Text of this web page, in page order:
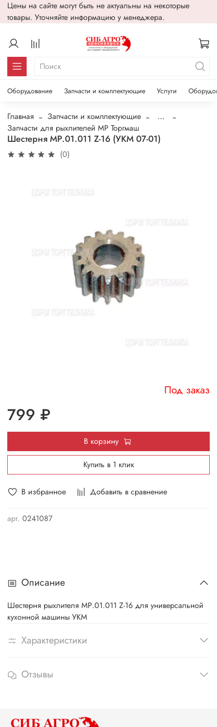
Цены на сайте могут быть не актуальны на некоторые
товары. Уточняйте информацию у менеджера.
Оборудование Запчасти и комплектующие Услуги
Главная Запчасти и комплектующие
...
Запчасти для рыхлителей МР Торгмаш
Шестерня МР.01.011 Z-16 (УКМ 07-01)
(0)
В избранное Добавить в сравнение
арт. 0241087
Под заказ
799 ₽
В корзину
Купить в 1 клик
Описание
Шестерня рыхлителя МР.01.011 Z-16 для универсальной
кухонной машины УКМ
Характеристики
Отзывы